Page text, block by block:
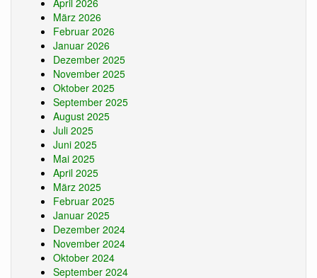
April 2026
März 2026
Februar 2026
Januar 2026
Dezember 2025
November 2025
Oktober 2025
September 2025
August 2025
Juli 2025
Juni 2025
Mai 2025
April 2025
März 2025
Februar 2025
Januar 2025
Dezember 2024
November 2024
Oktober 2024
September 2024